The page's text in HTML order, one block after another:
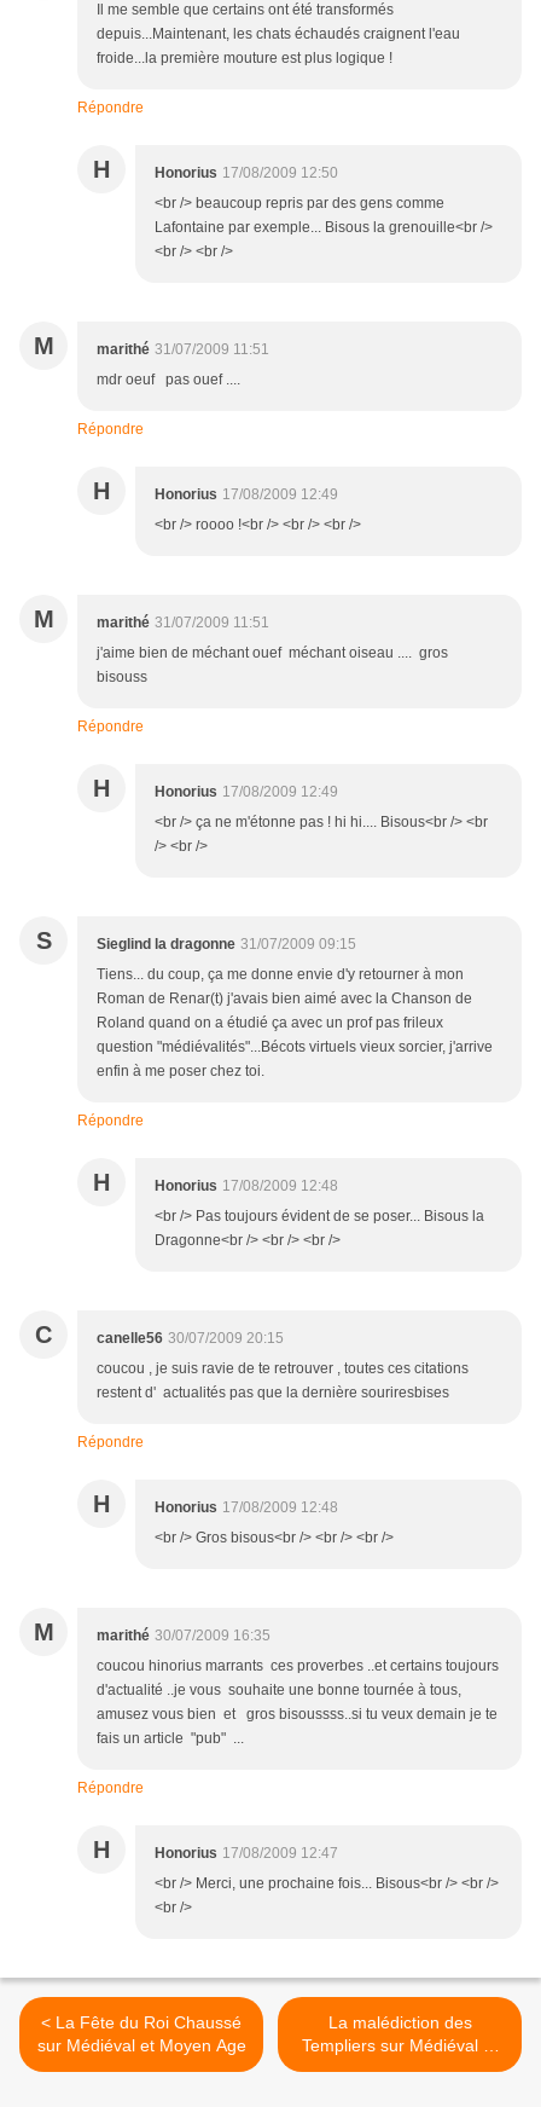
Il me semble que certains ont été transformés
depuis...Maintenant, les chats échaudés craignent l'eau
froide...la première mouture est plus logique !
Répondre
H Honorius 17/08/2009 12:50
<br /> beaucoup repris par des gens comme
Lafontaine par exemple... Bisous la grenouille<br />
<br /> <br />
M marithé 31/07/2009 11:51
mdr oeuf pas ouef ....
Répondre
H Honorius 17/08/2009 12:49
<br /> roooo !<br /> <br /> <br />
M marithé 31/07/2009 11:51
j'aime bien de méchant ouef méchant oiseau .... gros
bisouss
Répondre
H Honorius 17/08/2009 12:49
<br /> ça ne m'étonne pas ! hi hi.... Bisous<br /> <br
/> <br />
S Sieglind la dragonne 31/07/2009 09:15
Tiens... du coup, ça me donne envie d'y retourner à mon
Roman de Renar(t) j'avais bien aimé avec la Chanson de
Roland quand on a étudié ça avec un prof pas frileux
question "médiévalités"...Bécots virtuels vieux sorcier, j'arrive
enfin à me poser chez toi.
Répondre
H Honorius 17/08/2009 12:48
<br /> Pas toujours évident de se poser... Bisous la
Dragonne<br /> <br /> <br />
C canelle56 30/07/2009 20:15
coucou , je suis ravie de te retrouver , toutes ces citations
restent d' actualités pas que la dernière souriresbises
Répondre
H Honorius 17/08/2009 12:48
<br /> Gros bisous<br /> <br /> <br />
M marithé 30/07/2009 16:35
coucou hinorius marrants ces proverbes ..et certains toujours
d'actualité ..je vous souhaite une bonne tournée à tous,
amusez vous bien et gros bisoussss..si tu veux demain je te
fais un article "pub" ...
Répondre
H Honorius 17/08/2009 12:47
<br /> Merci, une prochaine fois... Bisous<br /> <br />
<br />
< La Fête du Roi Chaussé
sur Médiéval et Moyen Age
La malédiction des
Templiers sur Médiéval et
Moyen Age >